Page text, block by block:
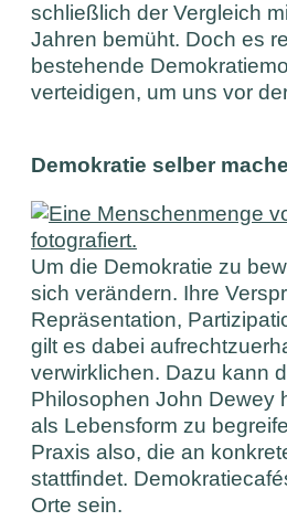
schließlich der Vergleich
Jahren bemüht. Doch es
bestehende
verteidigen, um uns vor
Demokratie selber
Um die Demokratie zu
sich verändern. Ihre
Repräsentation,
gilt es dabei
verwirklichen. Dazu kann
Philosophen John Dewey
als Lebensform zu
Praxis also, die an
stattfindet.
Orte sein.